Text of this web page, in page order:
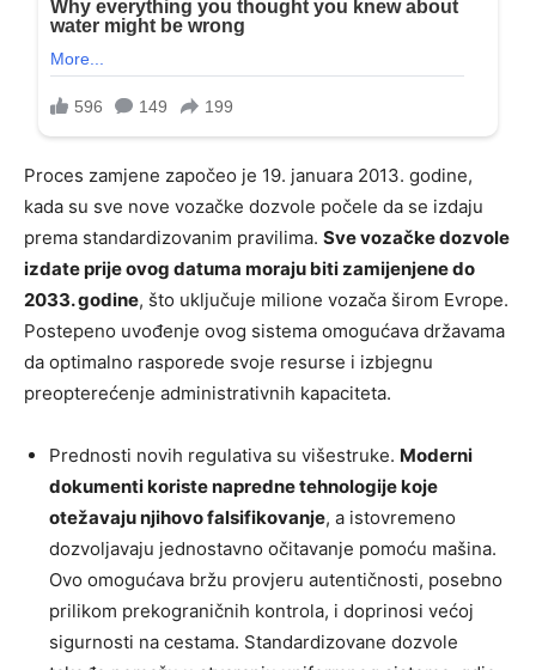
Proces zamjene započeo je 19. januara 2013. godine,
kada su sve nove vozačke dozvole počele da se izdaju
prema standardizovanim pravilima. Sve vozačke dozvole
izdate prije ovog datuma moraju biti zamijenjene do
2033. godine, što uključuje milione vozača širom Evrope.
Postepeno uvođenje ovog sistema omogućava državama
da optimalno rasporede svoje resurse i izbjegnu
preopterećenje administrativnih kapaciteta.
Prednosti novih regulativa su višestruke. Moderni
dokumenti koriste napredne tehnologije koje
otežavaju njihovo falsifikovanje, a istovremeno
dozvoljavaju jednostavno očitavanje pomoću mašina.
Ovo omogućava bržu provjeru autentičnosti, posebno
prilikom prekograničnih kontrola, i doprinosi većoj
sigurnosti na cestama. Standardizovane dozvole